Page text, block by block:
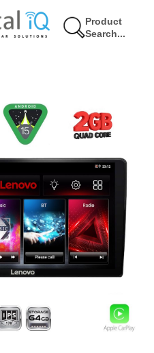
Product
Search...
6% Έκπτωση